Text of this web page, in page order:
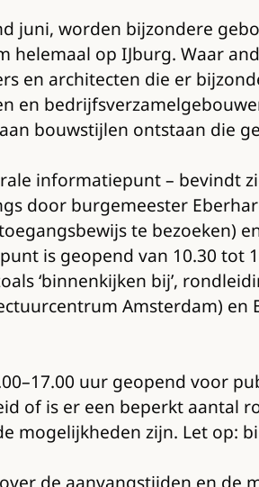
juni, worden bijzondere
op IJburg. Waar
en architecten die er
en
bouwstijlen ontstaan die
informatiepunt – bevindt
door burgemeester
te
is geopend van 10.30 tot
‘binnenkijken bij’,
Amsterdam)
uur geopend voor
of is er een beperkt
mogelijkheden zijn. Let op:
de aanvangstijden en de